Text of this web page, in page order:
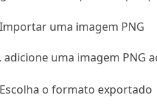
Importar uma imagem PNG
adicione uma imagem PNG
Escolha o formato exportado